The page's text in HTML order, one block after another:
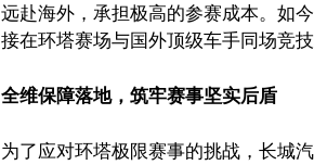
远赴海外，承担极高的参赛成本。如
接在环塔赛场与国外顶级车手同场竞
全维保障落地，筑牢赛事坚实后盾
为了应对环塔极限赛事的挑战，长城